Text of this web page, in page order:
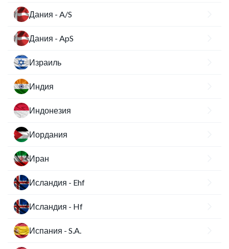
Дания - A/S
Дания - ApS
Израиль
Индия
Индонезия
Иордания
Иран
Исландия - Ehf
Исландия - Hf
Испания - S.A.